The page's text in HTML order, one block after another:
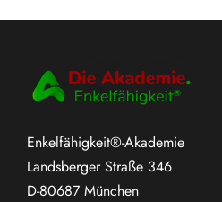
Enkelfähigkeit®-Akademie
Landsberger Straße 346
D-80687 München